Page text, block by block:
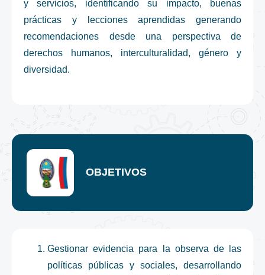
y servicios, identificando su impacto, buenas
prácticas y lecciones aprendidas generando
recomendaciones desde una perspectiva de
derechos humanos, interculturalidad, género y
diversidad.
OBJETIVOS
Gestionar evidencia para la observa de las
políticas públicas y sociales, desarrollando